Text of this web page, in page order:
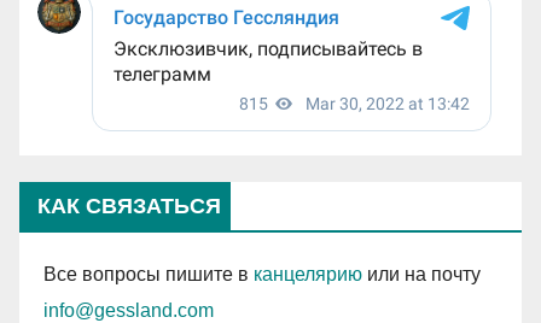
КАК СВЯЗАТЬСЯ
Все вопросы пишите в канцелярию или на почту
info@gessland.com